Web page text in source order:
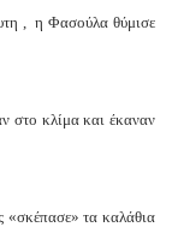
, η Φασούλα θύμισε
στο κλίμα και έκαναν
τα καλάθια